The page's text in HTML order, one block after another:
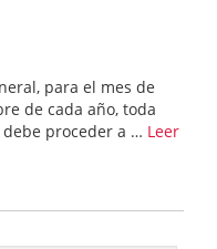
para el mes de
de cada año, toda
proceder a … Leer